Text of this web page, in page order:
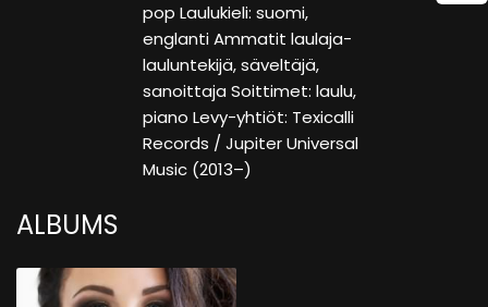
pop Laulukieli: suomi,
englanti Ammatit laulaja-
lauluntekijä, säveltäjä,
sanoittaja Soittimet: laulu,
piano Levy-yhtiöt: Texicalli
Records / Jupiter Universal
Music (2013–)
ALBUMS